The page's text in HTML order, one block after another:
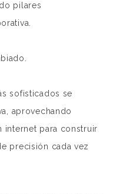
pilares
sofisticados se
aprovechando
para construir
precisión cada vez